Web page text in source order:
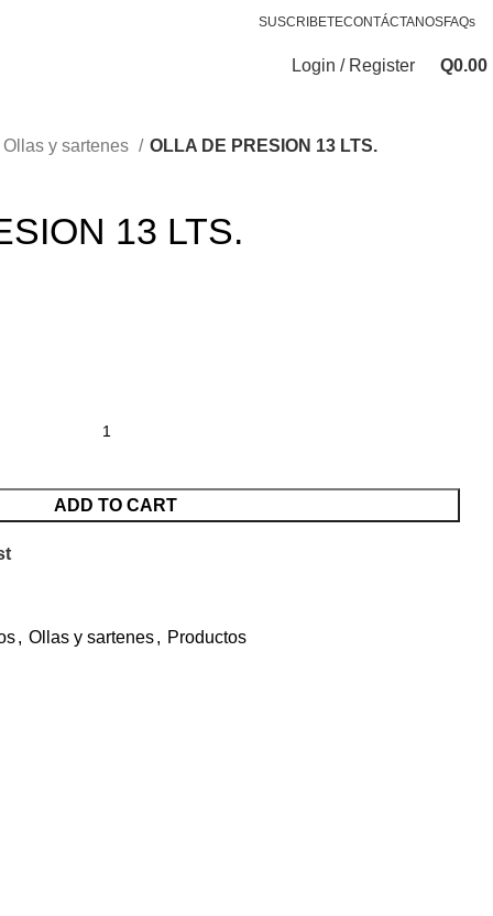
SUSCRIBETECONTÁCTANOSFAQs
Login / Register Q0.00
Ollas y sartenes OLLA DE PRESION 13 LTS.
13 LTS.
ADD TO CART
, Ollas y sartenes, Productos